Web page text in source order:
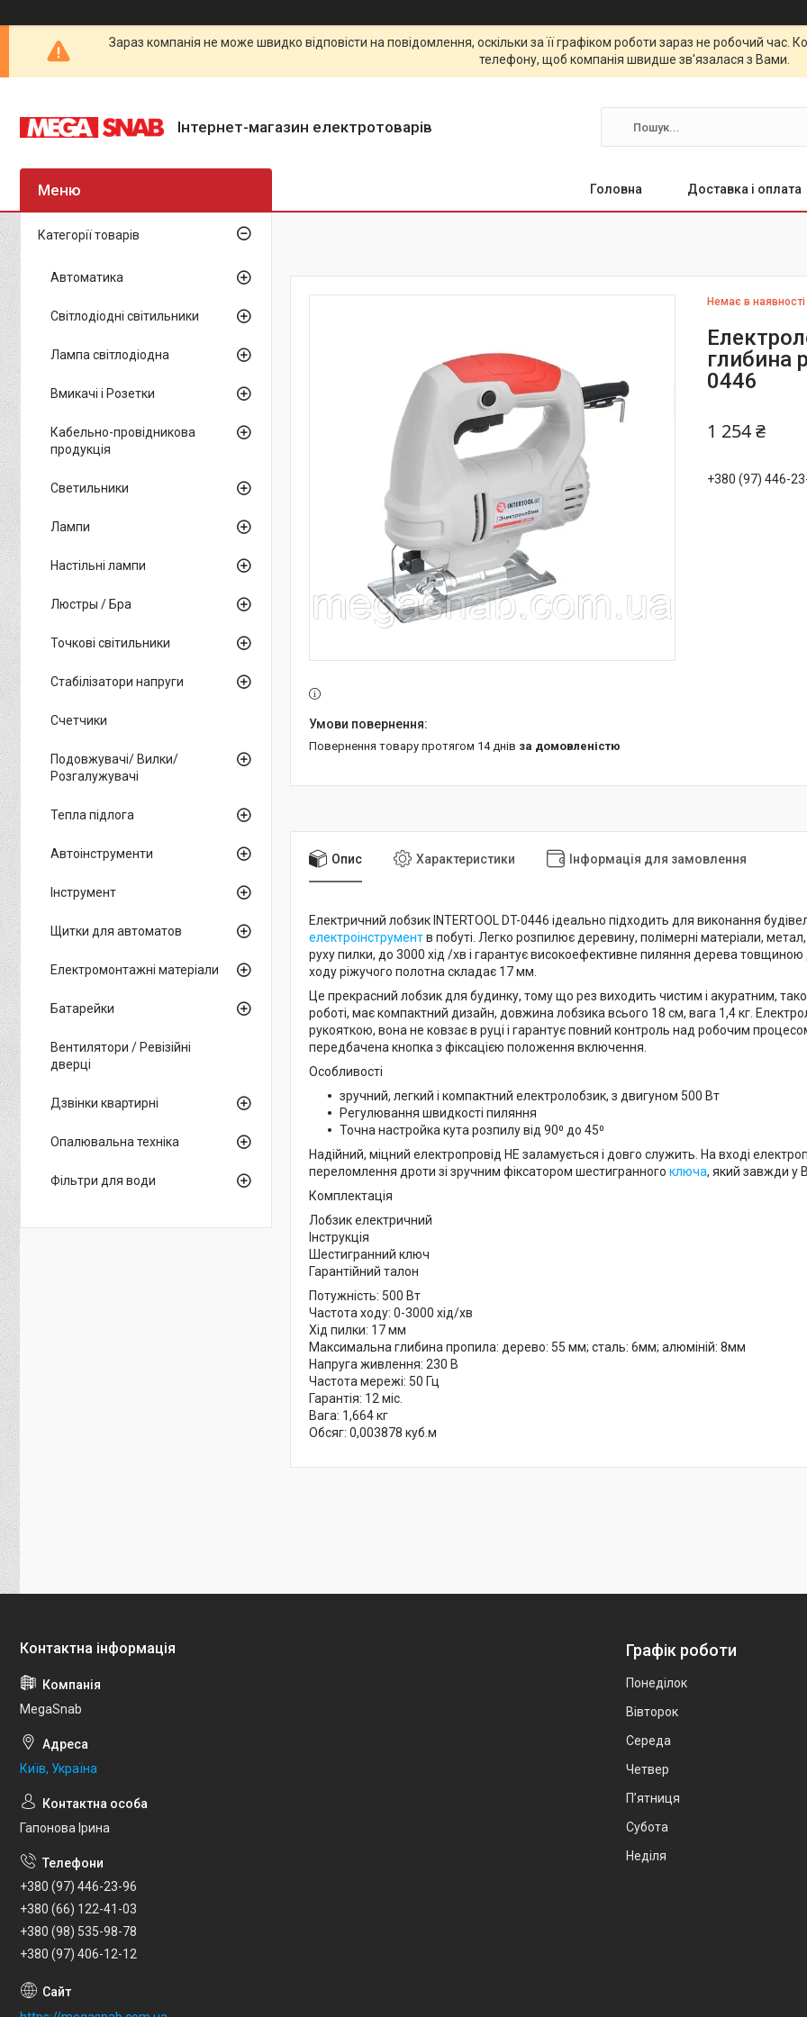
Зараз компанія не може швидко відповісти на повідомлення, оскільки за її графіком роботи зараз не робочий
телефону, щоб компанія швидше зв'язалася з Вами.
Інтернет-магазин електротоварів
Головна Доставка і оплата
Немає в наявності
глибина
0446
1 254 ₴
+380 (97) 446-
повернення товару протягом 14 днів за домовленістю
Опис Характеристики Інформація для замовлення
Електричний лобзик INTERTOOL DT-0446 ідеально підходить для виконання
електроінструментв побуті. Легко розпилює деревину, полімерні матеріали,
руху пилки, до 3000 хід /хв і гарантує високоефективне пиляння дерева
ходу ріжучого полотна складає 17 мм.
Це прекрасний лобзик для будинку, тому що рез виходить чистим і акуратним,
роботі, має компактний дизайн, довжина лобзика всього 18 см, вага 1,4 кг.
рукояткою, вона не ковзає в руці і гарантує повний контроль над робочим
передбачена кнопка з фіксацією положення включення.
Особливості
зручний, легкий і компактний електролобзик, з двигуном 500 Вт
Регулювання швидкості пиляння
Точна настройка кута розпилу від 90⁰ до 45⁰
Надійний, міцний електропровід НЕ заламується і довго служить. На вході
переломлення дроти зі зручним фіксатором шестигранного ключа, який завжди у
Комплектація
Лобзик електричний
Інструкція
Шестигранний ключ
Гарантійний талон
Потужність: 500 Вт
Частота ходу: 0-3000 хід/хв
Хід пилки: 17 мм
Максимальна глибина пропила: дерево: 55 мм; сталь: 6мм; алюміній: 8мм
Напруга живлення: 230 В
Частота мережі: 50 Гц
Гарантія: 12 міс.
Вага: 1,664 кг
Обсяг: 0,003878 куб.м
Категорії товарів
Автоматика
Світлодіодні світильники
Лампа світлодіодна
Вмикачі і Розетки
Кабельно-провідникова
продукція
Светильники
Лампи
Настільні лампи
Люстры / Бра
Точкові світильники
Стабілізатори напруги
Счетчики
Подовжувачі/ Вилки/
Розгалужувачі
Тепла підлога
Автоінструменти
Інструмент
Щитки для автоматов
Електромонтажні матеріали
Батарейки
Вентилятори / Ревізійні
дверці
Дзвінки квартирні
Опалювальна техніка
Фільтри для води
MegaSnab
Київ, Україна
Гапонова Ірина
+380 (97) 446-23-96
+380 (66) 122-41-03
+380 (98) 535-98-78
+380 (97) 406-12-12
Графік роботи
Понеділок
Вівторок
Середа
Четвер
Пʼятниця
Субота
Неділя